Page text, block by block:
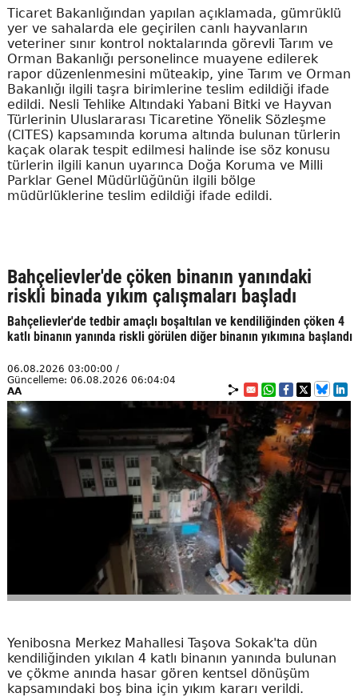
Ticaret Bakanlığından yapılan açıklamada, gümrüklü
yer ve sahalarda ele geçirilen canlı hayvanların
veteriner sınır kontrol noktalarında görevli Tarım ve
Orman Bakanlığı personelince muayene edilerek
rapor düzenlenmesini müteakip, yine Tarım ve Orman
Bakanlığı ilgili taşra birimlerine teslim edildiği ifade
edildi. Nesli Tehlike Altındaki Yabani Bitki ve Hayvan
Türlerinin Uluslararası Ticaretine Yönelik Sözleşme
(CITES) kapsamında koruma altında bulunan türlerin
kaçak olarak tespit edilmesi halinde ise söz konusu
türlerin ilgili kanun uyarınca Doğa Koruma ve Milli
Parklar Genel Müdürlüğünün ilgili bölge
müdürlüklerine teslim edildiği ifade edildi.
Bahçelievler'de çöken binanın yanındaki
riskli binada yıkım çalışmaları başladı
Bahçelievler'de tedbir amaçlı boşaltılan ve kendiliğinden çöken 4
katlı binanın yanında riskli görülen diğer binanın yıkımına başlandı
06.08.2026 03:00:00 /
Güncelleme: 06.08.2026 06:04:04
AA
Yenibosna Merkez Mahallesi Taşova Sokak'ta dün
kendiliğinden yıkılan 4 katlı binanın yanında bulunan
ve çökme anında hasar gören kentsel dönüşüm
kapsamındaki boş bina için yıkım kararı verildi.